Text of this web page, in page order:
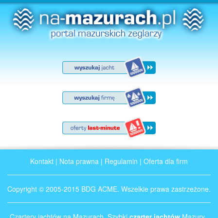
Kontakt | Nota prawna | Regulamin | Oferta dla firm
Copyright © 2005-2015 BDG ACME. Wszelkie prawa zastrzeżone.